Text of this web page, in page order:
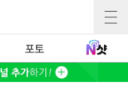
포토